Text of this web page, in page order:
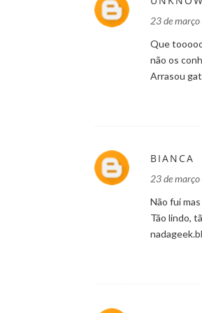
23 de
Que
não os
Arrasou
BIANCA
23 de
Não fui
Tão lindo,